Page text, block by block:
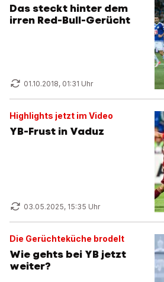
Das steckt hinter dem
irren Red-Bull-Gerücht
01.10.2018, 01:31 Uhr
Highlights jetzt im Video
YB-Frust in Vaduz
03.05.2025, 15:35 Uhr
Die Gerüchteküche brodelt
Wie gehts bei YB jetzt
weiter?